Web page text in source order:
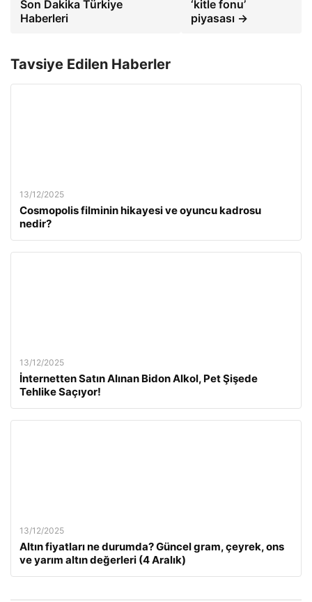
Son Dakika Türkiye
Haberleri
‘kitle fonu’
piyasası →
Tavsiye Edilen Haberler
13/12/2025
Cosmopolis filminin hikayesi ve oyuncu kadrosu
nedir?
13/12/2025
İnternetten Satın Alınan Bidon Alkol, Pet Şişede
Tehlike Saçıyor!
13/12/2025
Altın fiyatları ne durumda? Güncel gram, çeyrek, ons
ve yarım altın değerleri (4 Aralık)